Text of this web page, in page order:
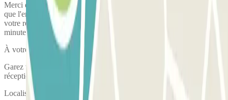
Merci d'arriver au parking avec suffisamment d'avance. Notez bien
que l'enregistrement - temps nécessaire pour vous garer, valider
votre réservation et prendre le car pour l'aéroport - dure environ 5
minutes
À votre arrivée, votre véhicule fera l'objet d'un état des lieux.
Garez votre véhicule et validez votre réservation auprès de la
réception.
Localisation de la réception :